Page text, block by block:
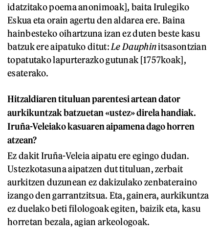
idatzitako poema anonimoak], baita Irulegiko
Eskua eta orain agertu den aldarea ere. Baina
hainbesteko oihartzuna izan ez duten beste kasu
batzuk ere aipatuko ditut: Le Dauphinitsasontzian
topatutako lapurterazko gutunak [1757koak],
esaterako.
Hitzaldiaren tituluan parentesi artean dator
aurkikuntzak batzuetan «ustez» direla handiak.
Iruña-Veleiako kasuaren aipamena dago horren
atzean?
Ez dakit Iruña-Veleia aipatu ere egingo dudan.
Ustezkotasuna aipatzen dut tituluan, zerbait
aurkitzen duzunean ez dakizulako zenbateraino
izango den garrantzitsua. Eta, gainera, aurkikuntza
ez duelako beti filologoak egiten, baizik eta, kasu
horretan bezala, agian arkeologoak.